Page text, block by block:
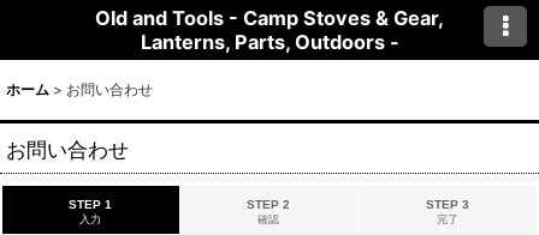
Old and Tools - Camp Stoves & Gear,
Lanterns, Parts, Outdoors -
ホーム > お問い合わせ
お問い合わせ
STEP 1
入力
STEP 2
確認
STEP 3
完了